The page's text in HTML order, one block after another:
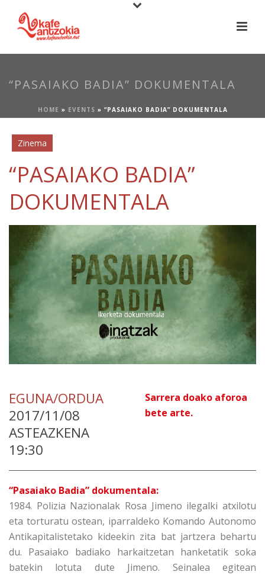
“PASAIAKO BADIA” DOKUMENTALA
HOME » EVENTS » “PASAIAKO BADIA” DOKUMENTALA
Zinema
“PASAIAKO BADIA”
DOKUMENTALA
EGUNA/ORDUA
2017/11/08
ASTEAZKENA
19:30
Sarrera doako aforoa
bete arte.
“Pasaiako Badia” dokumentala:
1984. Polizia Nazionalak Rosa Jimeno ilegalki atxilotu
eta torturatu ostean, iparraldeko Komando Autonomo
Antikapitalistetako kideekin zita bat jartzera behartu
du. Pasaiako badiako harkaitzetan hanketatik soka
batekin lotuta dute Jimeno. Seinalea egitean